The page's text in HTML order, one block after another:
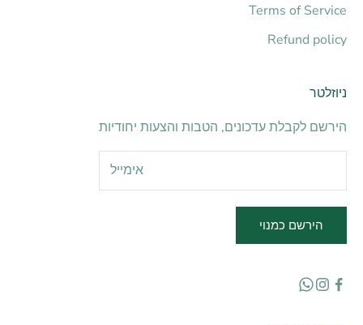
Terms of Service
Refund policy
ניוזלטר
הירשם לקבלת עדכונים, הטבות והצעות יחודיות
הירשם כמנוי